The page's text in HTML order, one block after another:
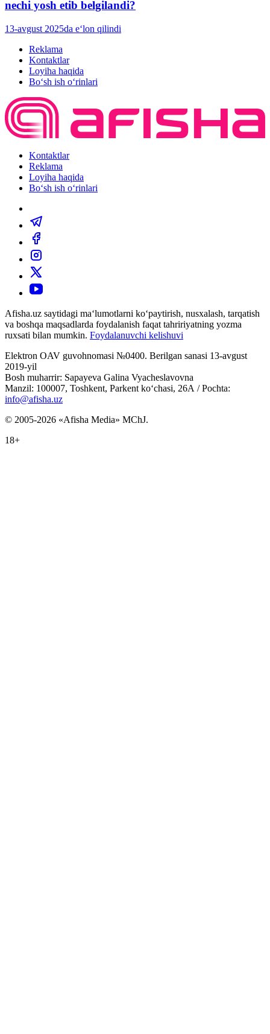
nechi yosh etib belgilandi?
13-avgust 2025da e‘lon qilindi
Reklama
Kontaktlar
Loyiha haqida
Bo‘sh ish o‘rinlari
Kontaktlar
Reklama
Loyiha haqida
Bo‘sh ish o‘rinlari
Afisha.uz saytidagi ma‘lumotlarni ko‘paytirish, nusxalash, tarqatish
va boshqa maqsadlarda foydalanish faqat tahririyatning yozma
ruxsati bilan mumkin. Foydalanuvchi kelishuvi
Elektron OAV guvohnomasi №0400. Berilgan sanasi 13-avgust
2019-yil
Bosh muharrir: Sapayeva Galina Vyacheslavovna
Manzil: 100007, Toshkent, Parkent ko‘chasi, 26А / Pochta:
info@afisha.uz
© 2005-2026 «Afisha Media» MChJ.
18+